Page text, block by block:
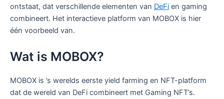
ontstaat, dat verschillende elementen van DeFi en gaming
combineert. Het interactieve platform van MOBOX is hier
één voorbeeld van.
Wat is MOBOX?
MOBOX is ’s werelds eerste yield farming en NFT-platform
dat de wereld van DeFi combineert met Gaming NFT’s.